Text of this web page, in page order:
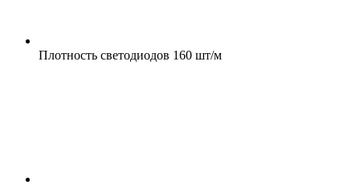
Плотность светодиодов 160 шт/м